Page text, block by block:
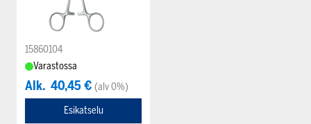
15860104
Varastossa
Alk. 40,45 € (alv 0%)
Esikatselu